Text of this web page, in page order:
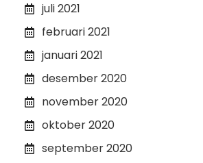
juli 2021
februari 2021
januari 2021
desember 2020
november 2020
oktober 2020
september 2020